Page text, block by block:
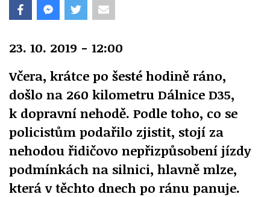
23. 10. 2019 - 12:00
Včera, krátce po šesté hodině ráno,
došlo na 260 kilometru Dálnice D35,
k dopravní nehodě. Podle toho, co se
policistům podařilo zjistit, stojí za
nehodou řidičovo nepřizpůsobení jízdy
podmínkách na silnici, hlavně mlze,
která v těchto dnech po ránu panuje.